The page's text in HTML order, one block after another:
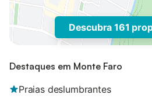
Descubra 161
Destaques em Monte Faro
Praias deslumbrantes